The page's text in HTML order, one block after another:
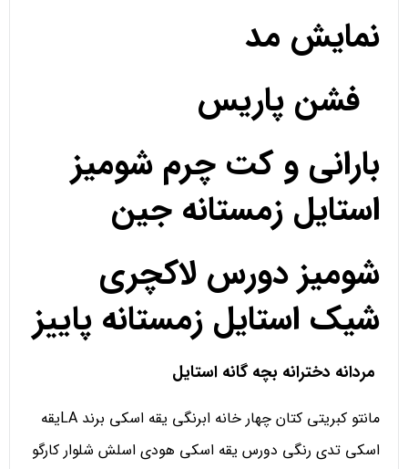
نمایش مد
فشن پاریس
بارانی و کت چرم شومیز
استایل زمستانه جین
شومیز دورس لاکچری
شیک استایل زمستانه پاییز
مردانه دخترانه بچه گانه استایل
مانتو کبریتی کتان چهار خانه ابرنگی یقه اسکی برند LAیقه
اسکی تدی رنگی دورس یقه اسکی هودی اسلش شلوار کارگو